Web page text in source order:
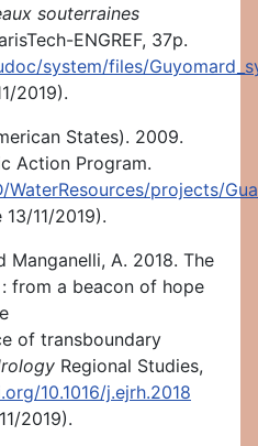
souterraines
ENGREF, 37p.
system/files/
2019).
States). 2009.
Action Program.
projects/
11/2019).
Manganelli, A. 2018. The
from a beacon of hope
of transboundary
Regional Studies,
10.1016/j.ejrh.2018
2019).